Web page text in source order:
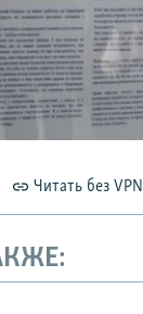
Читать без VPN